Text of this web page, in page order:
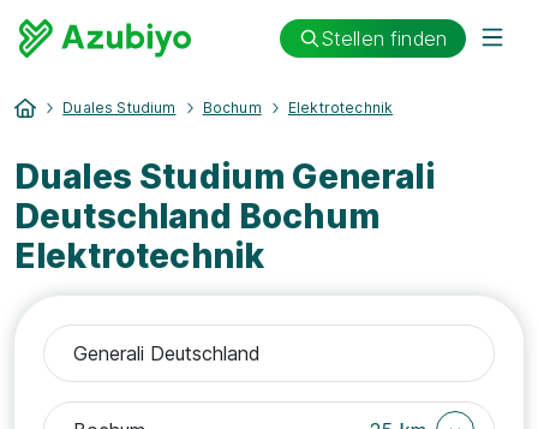
Stellen finden
Duales Studium Bochum Elektrotechnik
Duales Studium Generali
Deutschland Bochum
Elektrotechnik